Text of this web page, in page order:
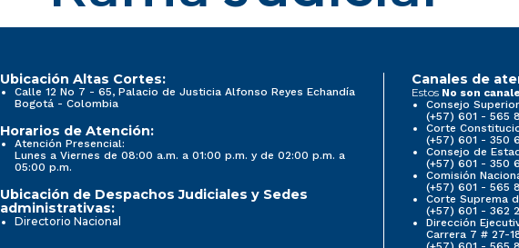
Ubicación Altas Cortes:
Calle 12 No 7 - 65, Palacio de Justicia Alfonso Reyes Echandía
Bogotá - Colombia
Horarios de Atención:
Atención Presencial:
Lunes a Viernes de 08:00 a.m. a 01:00 p.m. y de 02:00 p.m. a
05:00 p.m.
Ubicación de Despachos Judiciales y Sedes
administrativas:
Directorio Nacional
Canales de
Estos No son
Consejo
(+57) 601 - 565
Corte
(+57) 601 - 350
Consejo de
(+57) 601 - 350
Comisión
(+57) 601 - 565
Corte Suprema
(+57) 601 - 362
Dirección
Carrera 7 # 27-